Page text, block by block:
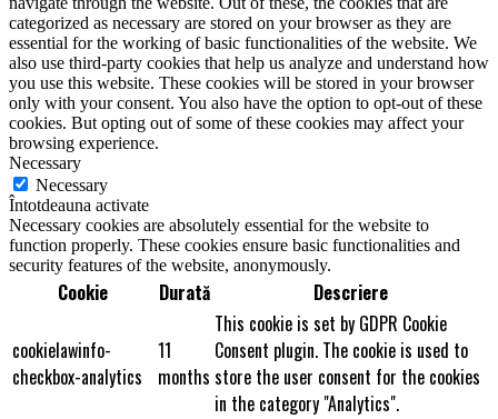
categorized as necessary are stored on your browser as they are
essential for the working of basic functionalities of the website. We
also use third-party cookies that help us analyze and understand how
you use this website. These cookies will be stored in your browser
only with your consent. You also have the option to opt-out of these
cookies. But opting out of some of these cookies may affect your
browsing experience.
Necessary
Necessary
Întotdeauna activate
Necessary cookies are absolutely essential for the website to
function properly. These cookies ensure basic functionalities and
security features of the website, anonymously.
Cookie Durată Descriere
cookielawinfo-
checkbox-analytics
11
months
This cookie is set by GDPR Cookie
Consent plugin. The cookie is used to
store the user consent for the cookies
in the category "Analytics".